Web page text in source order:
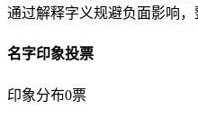
通过解释字义规避负面影响，
名字印象投票
印象分布0票